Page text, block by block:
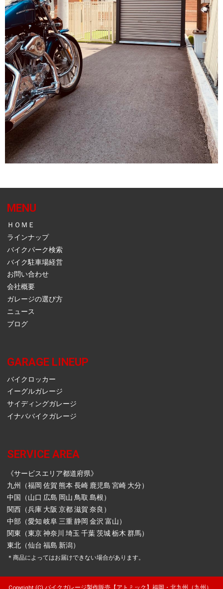
MENU
ＨＯＭＥ
ラインナップ
バイクパーク検索
バイク駐車場経営
お問い合わせ
会社概要
ガレージの選び方
ニュース
ブログ
GARAGE LINEUP
バイクロッカー
イーグルガレージ
サイディングガレージ
イナババイクガレージ
SERVICE AREA
《サービスエリア都道府県》
九州（福岡 佐賀 熊本 長崎 鹿児島 宮崎 大分）
中国（山口 広島 岡山 鳥取 島根）
関西（兵庫 大阪 京都 滋賀 奈良）
中部（愛知 岐阜 三重 静岡 金沢 富山）
関東（東京 神奈川 埼玉 千葉 茨城 栃木 群馬）
東北（仙台 福島 新潟）
＊商品によってはお届けできない場合があります。